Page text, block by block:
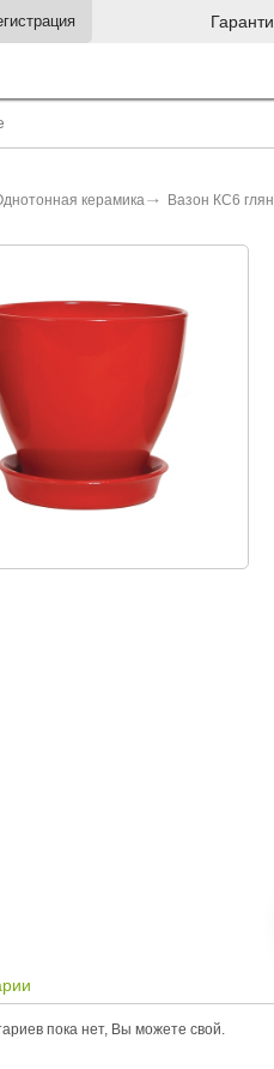
керамика Вазон КС6
пока нет, Вы можете свой.